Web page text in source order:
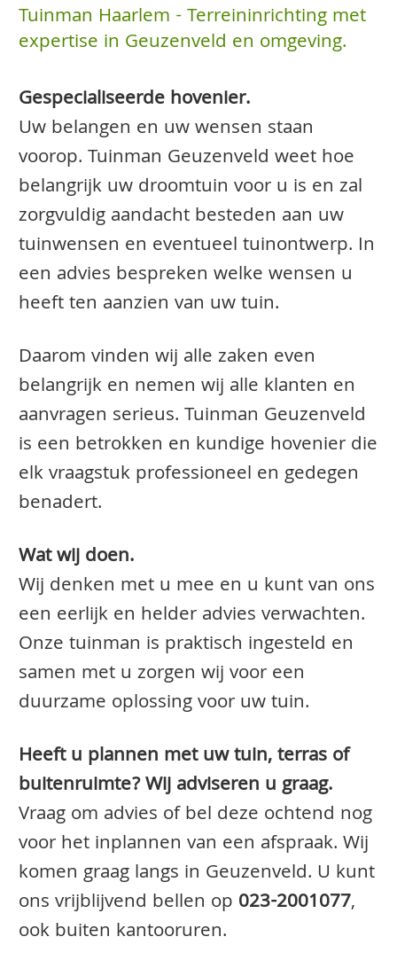
Tuinman Haarlem - Terreininrichting met
expertise in Geuzenveld en omgeving.
Gespecialiseerde hovenier.
Uw belangen en uw wensen staan
voorop. Tuinman Geuzenveld weet hoe
belangrijk uw droomtuin voor u is en zal
zorgvuldig aandacht besteden aan uw
tuinwensen en eventueel tuinontwerp. In
een advies bespreken welke wensen u
heeft ten aanzien van uw tuin.
Daarom vinden wij alle zaken even
belangrijk en nemen wij alle klanten en
aanvragen serieus. Tuinman Geuzenveld
is een betrokken en kundige hovenier die
elk vraagstuk professioneel en gedegen
benadert.
Wat wij doen.
Wij denken met u mee en u kunt van ons
een eerlijk en helder advies verwachten.
Onze tuinman is praktisch ingesteld en
samen met u zorgen wij voor een
duurzame oplossing voor uw tuin.
Heeft u plannen met uw tuin, terras of
buitenruimte? Wij adviseren u graag.
Vraag om advies of bel deze ochtend nog
voor het inplannen van een afspraak. Wij
komen graag langs in Geuzenveld. U kunt
ons vrijblijvend bellen op 023-2001077,
ook buiten kantooruren.